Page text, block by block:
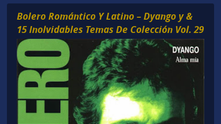
Bolero Romántico Y Latino – Dyango y &
15 Inolvidables Temas De Colección Vol. 29